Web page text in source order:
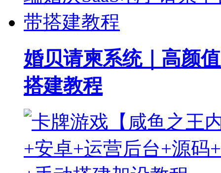
婚贝请柬系统｜高颜
搭建教程